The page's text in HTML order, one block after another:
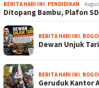
BERITA HARI INI, PENDIDIKAN
Ditopang Bambu, Plafon
BERITA HARI INI,
Dewan Unjuk
BERITA HARI INI,
Geruduk Kantor